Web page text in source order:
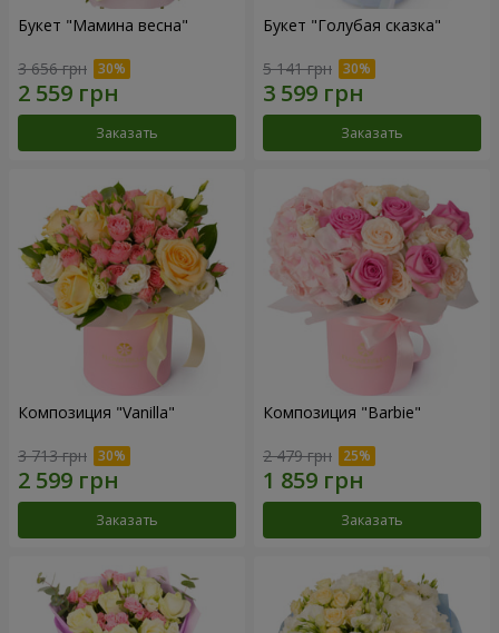
Букет "Мамина весна"
3 656 грн
Заказать
Букет "Голубая сказка"
5 141 грн
Заказать
Композиция "Vanilla"
3 713 грн
Заказать
Композиция "Barbie"
2 479 грн
Заказать